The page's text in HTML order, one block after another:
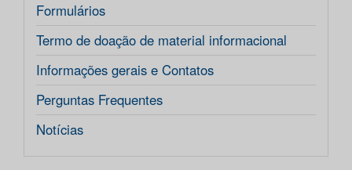
Formulários
Termo de doação de material informacional
Informações gerais e Contatos
Perguntas Frequentes
Notícias